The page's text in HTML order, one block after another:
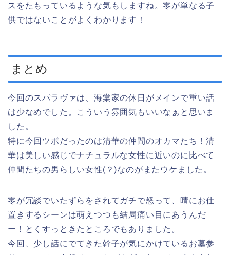
スをたもっているような気もしますね。零が単なる子
供ではないことがよくわかります！
まとめ
今回のスパラヴァは、海棠家の休日がメインで重い話
は少なめでした。こういう雰囲気もいいなぁと思いま
した。
特に今回ツボだったのは清華の仲間のオカマたち！清
華は美しい感じでナチュラルな女性に近いのに比べて
仲間たちの男らしい女性(？)なのがまたウケました。
零が冗談でいたずらをされてガチで怒って、晴にお仕
置きするシーンは萌えつつも結局痛い目にあうんだ
ー！とくすっときたところでもありました。
今回、少し話にでてきた幹子が気にかけているお墓参